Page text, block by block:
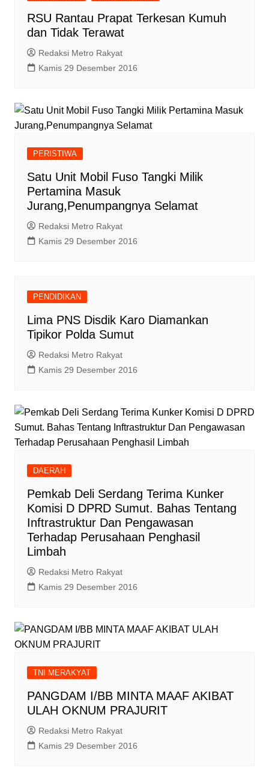
RSU Rantau Prapat Terkesan Kumuh
dan Tidak Terawat
Redaksi Metro Rakyat
Kamis 29 Desember 2016
PERISTIWA
Satu Unit Mobil Fuso Tangki Milik
Pertamina Masuk
Jurang,Penumpangnya Selamat
Redaksi Metro Rakyat
Kamis 29 Desember 2016
PENDIDIKAN
Lima PNS Disdik Karo Diamankan
Tipikor Polda Sumut
Redaksi Metro Rakyat
Kamis 29 Desember 2016
DAERAH
Pemkab Deli Serdang Terima Kunker
Komisi D DPRD Sumut. Bahas Tentang
Inftrastruktur Dan Pengawasan
Terhadap Perusahaan Penghasil
Limbah
Redaksi Metro Rakyat
Kamis 29 Desember 2016
TNI MERAKYAT
PANGDAM I/BB MINTA MAAF AKIBAT
ULAH OKNUM PRAJURIT
Redaksi Metro Rakyat
Kamis 29 Desember 2016